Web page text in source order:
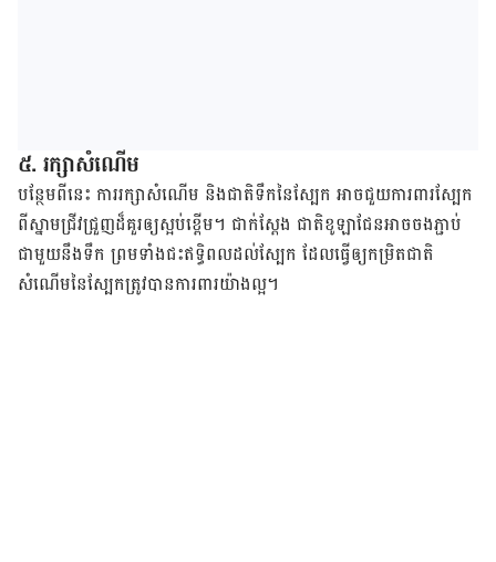
៥. រក្សា​សំណើម​​​​
បន្ថែម​ពី​នេះ​ ការ​រក្សា​សំណើម​ និង​ជាតិ​ទឹក​នៃ​ស្បែក​ អាច​ជួយ​ការពារ​ស្បែក​
ពី​​ស្នាម​ជ្រីវជ្រួញ​ដ៏​គួរ​ឲ្យ​ស្អប់​ខ្ពើម​។​ ជាក់​ស្ដែង ជាតិ​ខូឡាជែន​អាច​ចង​ភ្ជាប់​
ជាមួយ​នឹង​ទឹក​ ព្រម​ទាំង​ជះឥទ្ធិពល​ដល់​ស្បែក​ ដែល​ធ្វើ​ឲ្យ​​កម្រិត​ជាតិ​
សំណើម​​នៃ​ស្បែក​​​ត្រូវ​បាន​ការពារ​យ៉ាង​ល្អ​។